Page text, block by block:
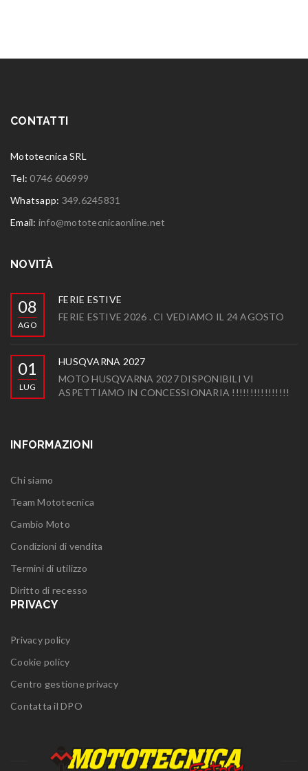
CONTATTI
Mototecnica SRL
Tel:0746 606999
Whatsapp: 349.6245831
Email: info@mototecnicaonline.net
NOVITÀ
08
AGO
FERIE ESTIVE
FERIE ESTIVE 2026 . CI VEDIAMO IL 24 AGOSTO
01
LUG
HUSQVARNA 2027
MOTO HUSQVARNA 2027 DISPONIBILI VI
ASPETTIAMO IN CONCESSIONARIA !!!!!!!!!!!!!!!!
INFORMAZIONI
Chi siamo
Team Mototecnica
Cambio Moto
Condizioni di vendita
Termini di utilizzo
Diritto di recesso
PRIVACY
Privacy policy
Cookie policy
Centro gestione privacy
Contatta il DPO